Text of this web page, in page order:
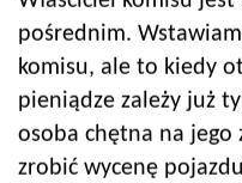
pośrednim.
komisu, ale to kiedy
pieniądze zależy już
osoba chętna na jego
zrobić wycenę